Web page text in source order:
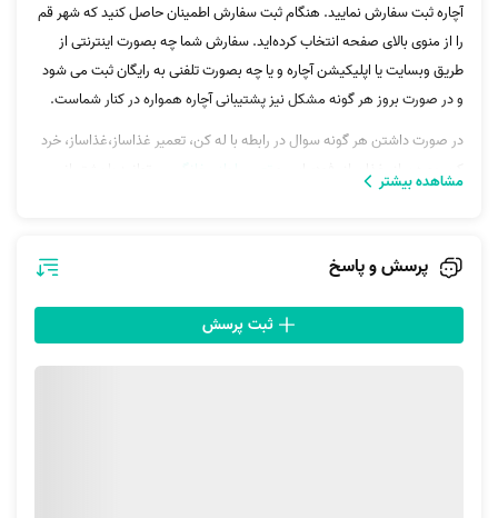
آچاره ثبت سفارش نمایید. هنگام ثبت سفارش اطمینان حاصل کنید که شهر قم
را از منوی بالای صفحه انتخاب کرده‌اید. سفارش شما چه بصورت اینترنتی از
طریق وبسایت یا اپلیکیشن آچاره و یا چه بصورت تلفنی به رایگان ثبت می شود
و در صورت بروز هر گونه مشکل نیز پشتیبانی آچاره همواره در کنار شماست.
در صورت داشتن هر گونه سوال در رابطه با له کن، تعمیر غذاساز،غذاساز، خرد
کن، پوره ساز، غذا ساز، فودپراسر و
مشاهده بیشتر
پرسش و پاسخ